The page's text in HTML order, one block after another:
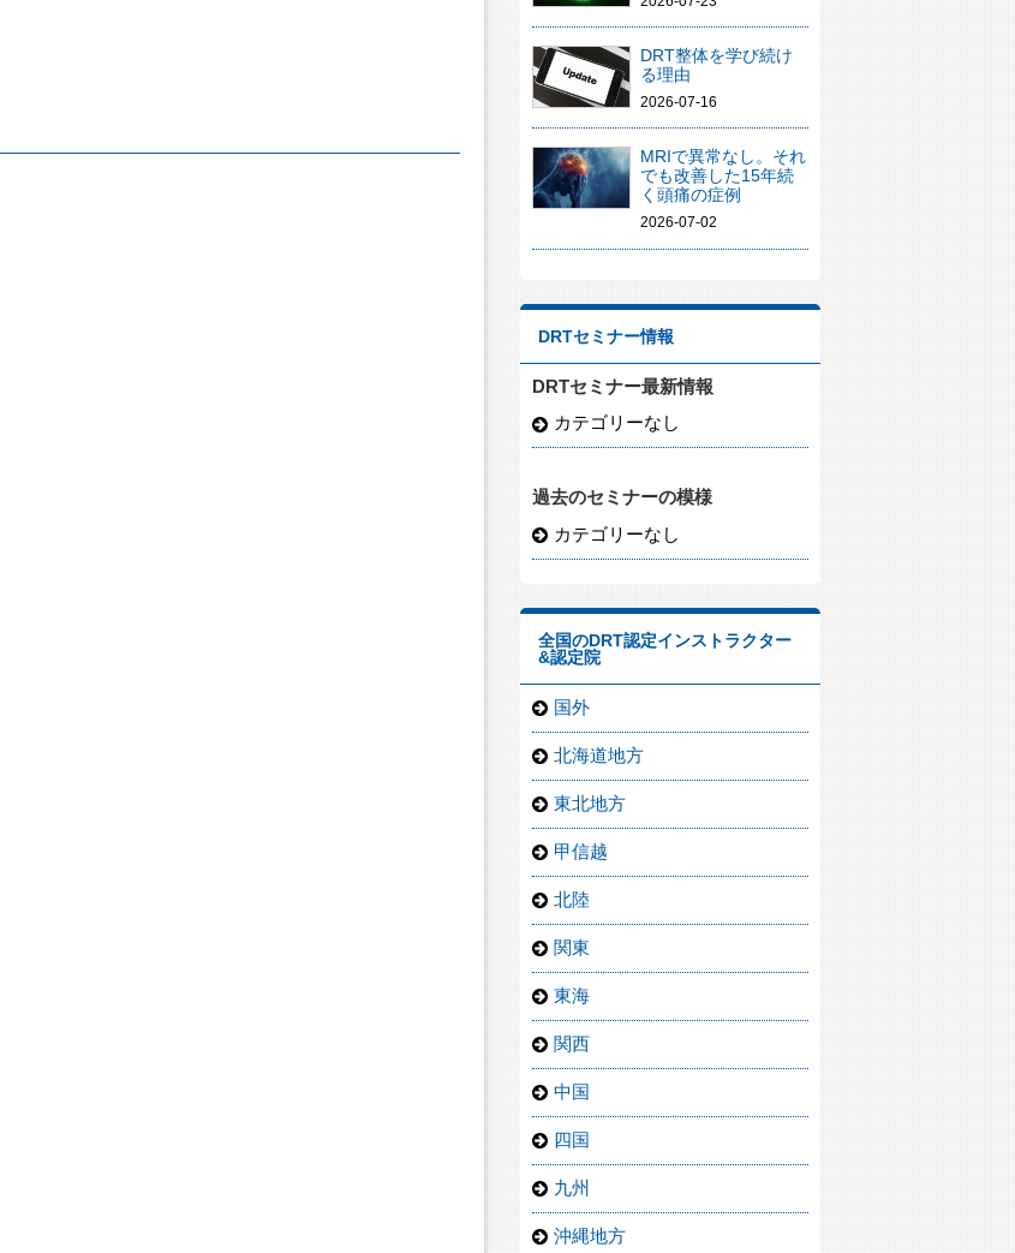
DRT整体を学び続け
る理由
2026-07-16
MRIで異常なし。それ
でも改善した15年続
く頭痛の症例
2026-07-02
DRTセミナー情報
DRTセミナー最新情報
カテゴリーなし
過去のセミナーの模様
カテゴリーなし
全国のDRT認定インストラクター
&認定院
国外
北海道地方
東北地方
甲信越
北陸
関東
東海
関西
中国
四国
九州
沖縄地方